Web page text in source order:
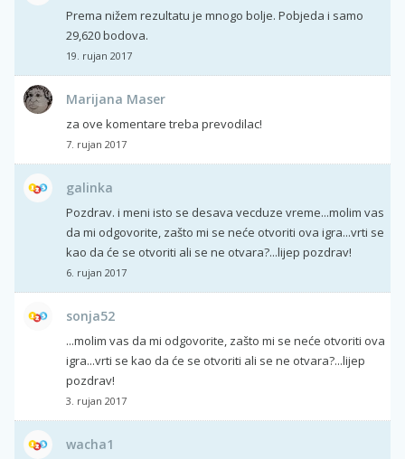
Prema nižem rezultatu je mnogo bolje. Pobjeda i samo
29,620 bodova.
19. rujan 2017
Marijana Maser
za ove komentare treba prevodilac!
7. rujan 2017
galinka
Pozdrav. i meni isto se desava vecduze vreme...molim vas
da mi odgovorite, zašto mi se neće otvoriti ova igra...vrti se
kao da će se otvoriti ali se ne otvara?...lijep pozdrav!
6. rujan 2017
sonja52
...molim vas da mi odgovorite, zašto mi se neće otvoriti ova
igra...vrti se kao da će se otvoriti ali se ne otvara?...lijep
pozdrav!
3. rujan 2017
wacha1